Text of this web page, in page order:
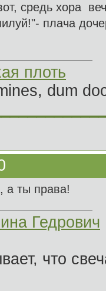
средь хора
плача
плоть
dum
а ты права!
Гедрович
что